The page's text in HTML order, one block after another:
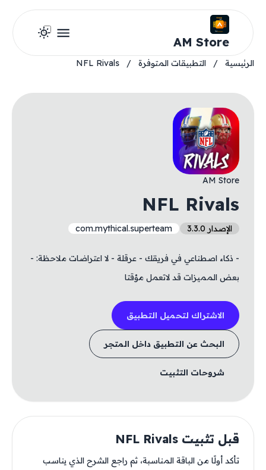
AM Store
الرئيسية / التطبيقات المتوفرة /
NFL Rivals
AM Store
NFL Rivals
الإصدار 3.3.0 com.mythical.superteam
- ذكاء اصطناعي في فريقك - عرقلة - لا اعتراضات ملاحظة: -
بعض المميزات قد لاتعمل مؤقتا
الاشتراك لتحميل التطبيق
البحث عن التطبيق داخل المتجر
شروحات التثبيت
قبل تثبيت NFL Rivals
تأكد أولًا من الباقة المناسبة، ثم راجع الشرح الذي يناسب